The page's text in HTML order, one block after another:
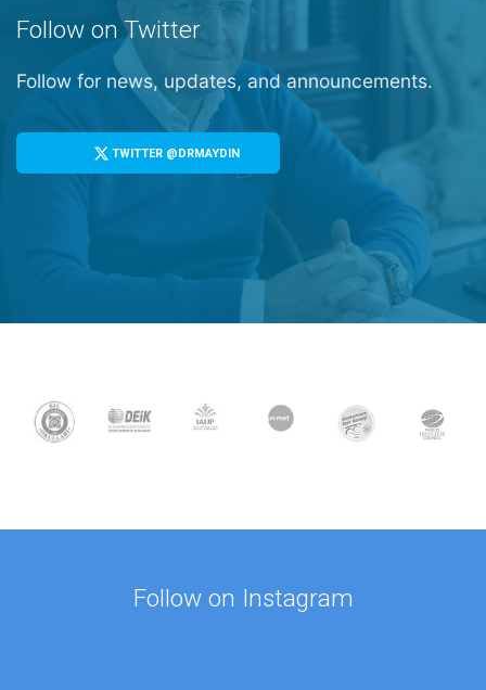
Follow on Twitter
Follow for news, updates, and announcements.
TWITTER @DRMAYDIN
Follow on Instagram